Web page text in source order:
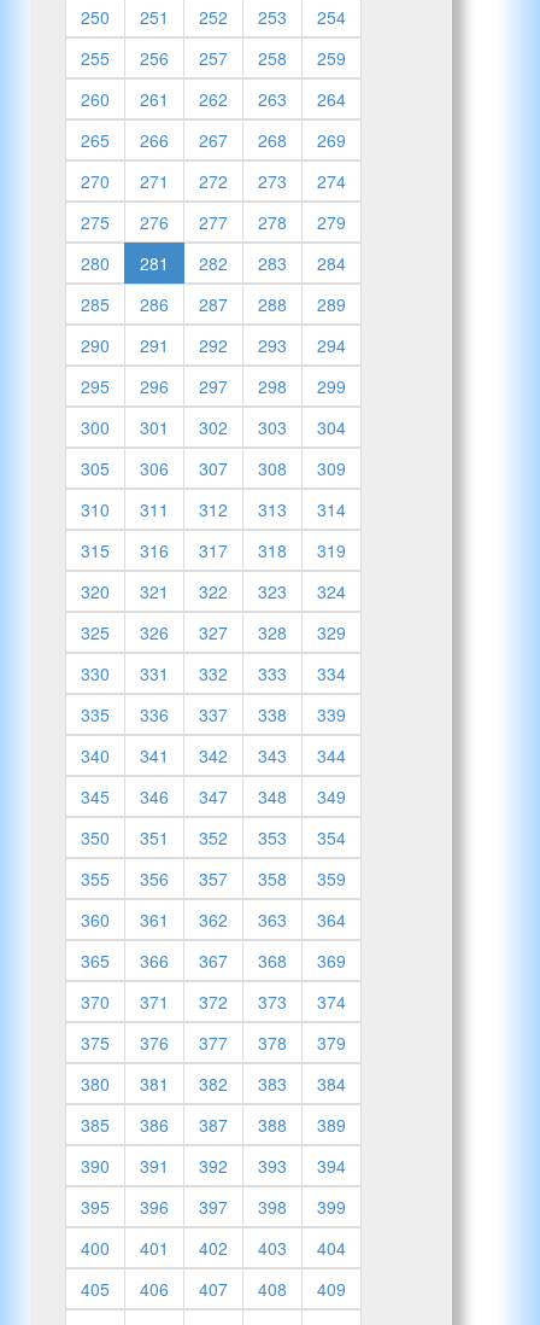
250
251 252 253
254
255
256 257 258
259
260
261 262 263
264
265
266 267 268
269
270
271 272 273
274
275
276 277 278
279
280
281 282 283
284
285
286 287 288
289
290
291 292 293
294
295
296 297 298
299
300
301 302 303
304
305
306 307 308
309
310
311 312 313
314
315
316 317 318
319
320
321 322 323
324
325
326 327 328
329
330
331 332 333
334
335
336 337 338
339
340
341 342 343
344
345
346 347 348
349
350
351 352 353
354
355
356 357 358
359
360
361 362 363
364
365
366 367 368
369
370
371 372 373
374
375
376 377 378
379
380
381 382 383
384
385
386 387 388
389
390
391 392 393
394
395
396 397 398
399
400
401 402 403
404
405
406 407 408
409